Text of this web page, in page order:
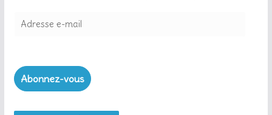
Abonnez-vous